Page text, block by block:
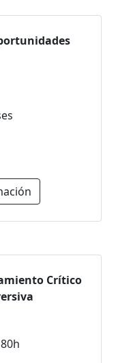
Crítico